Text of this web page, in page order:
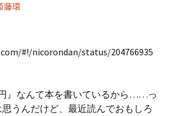
藤環
#!/nicorondan/status/204766935
円』なんて本を書いているから……っ
うんだけど、最近読んでおもしろ